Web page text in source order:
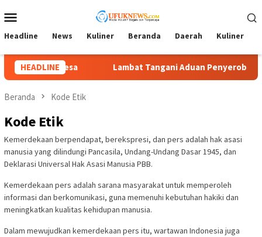
ke
kontenMobile
Headline News Kuliner Beranda Daerah Kuliner
HEADLINE
Lambat Tangani Aduan Penyerobotan Tanah, Tim Kuasa
Beranda Kode Etik
Kode Etik
Kemerdekaan berpendapat, berekspresi, dan pers adalah hak asasi
manusia yang dilindungi Pancasila, Undang-Undang Dasar 1945, dan
Deklarasi Universal Hak Asasi Manusia PBB.
Kemerdekaan pers adalah sarana masyarakat untuk memperoleh
informasi dan berkomunikasi, guna memenuhi kebutuhan hakiki dan
meningkatkan kualitas kehidupan manusia.
Dalam mewujudkan kemerdekaan pers itu, wartawan Indonesia juga